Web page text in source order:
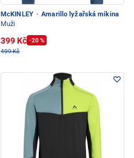
McKINLEY · Amarillo lyžařská mikina
Muži
399 Kč -20 %
499 Kč